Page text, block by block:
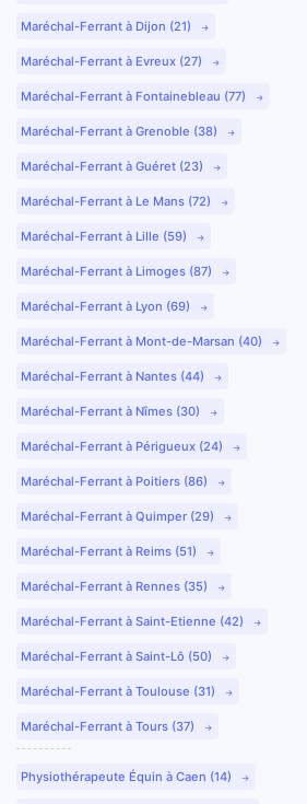
Maréchal-Ferrant à Dijon (21)
Maréchal-Ferrant à Evreux (27)
Maréchal-Ferrant à Fontainebleau (77)
Maréchal-Ferrant à Grenoble (38)
Maréchal-Ferrant à Guéret (23)
Maréchal-Ferrant à Le Mans (72)
Maréchal-Ferrant à Lille (59)
Maréchal-Ferrant à Limoges (87)
Maréchal-Ferrant à Lyon (69)
Maréchal-Ferrant à Mont-de-Marsan (40)
Maréchal-Ferrant à Nantes (44)
Maréchal-Ferrant à Nîmes (30)
Maréchal-Ferrant à Périgueux (24)
Maréchal-Ferrant à Poitiers (86)
Maréchal-Ferrant à Quimper (29)
Maréchal-Ferrant à Reims (51)
Maréchal-Ferrant à Rennes (35)
Maréchal-Ferrant à Saint-Etienne (42)
Maréchal-Ferrant à Saint-Lô (50)
Maréchal-Ferrant à Toulouse (31)
Maréchal-Ferrant à Tours (37)
Physiothérapeute Équin à Caen (14)